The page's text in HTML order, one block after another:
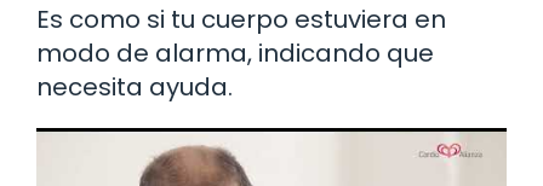
Es como si tu cuerpo estuviera en
modo de alarma, indicando que
necesita ayuda.